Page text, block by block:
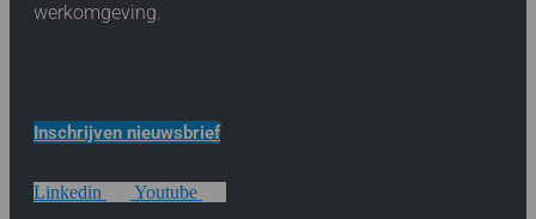
werkomgeving.
Inschrijven nieuwsbrief
Linkedin Youtube